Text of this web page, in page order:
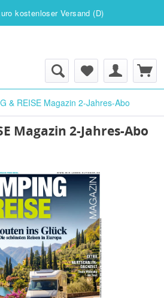
Versand (D)
& REISE Magazin 2-Jahres-Abo
Magazin 2-Jahres-Abo